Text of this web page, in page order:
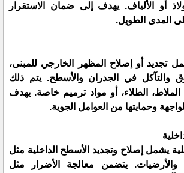
أو الألياف. يهدف إلى ضمان الاستقرار
المدى الطويل.
تجديد أو إصلاح المظهر الخارجي للمبنى،
والتآكل في الجدران والأسطح. يتم ذلك
الطلاء، أو مواد ترميم خاصة. يهدف
وحمايتها من العوامل الجوية.
يشمل إصلاح وتجديد الأسطح الداخلية مثل
والأرضيات. يتضمن معالجة الأضرار مثل